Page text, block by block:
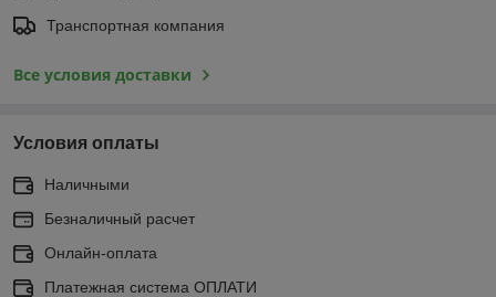
Транспортная компания
Все условия доставки
Условия оплаты
Наличными
Безналичный расчет
Онлайн-оплата
Платежная система ОПЛАТИ